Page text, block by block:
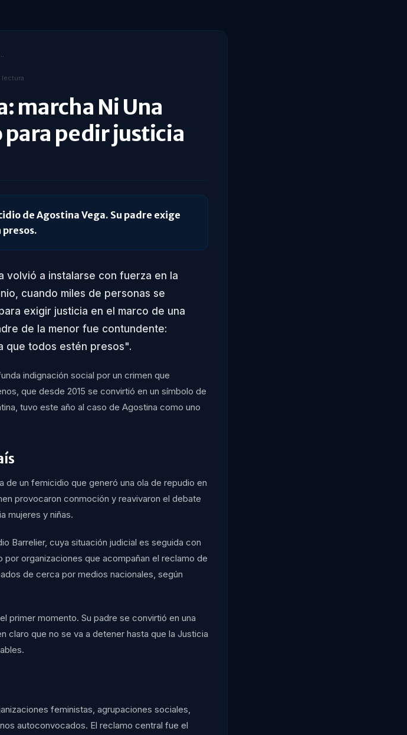
Caso Agostina Vega: marcha Ni Una Menos al Congreso para pedir justicia
lectura
marcha Ni Una
para pedir justicia
de Agostina Vega. Su padre exige
volvió a instalarse con fuerza en la
cuando miles de personas se
exigir justicia en el marco de una
de la menor fue contundente:
que todos estén presos".
indignación social por un crimen que
que desde 2015 se convirtió en un símbolo de
tuvo este año al caso de Agostina como uno
de un femicidio que generó una ola de repudio en
provocaron conmoción y reavivaron el debate
mujeres y niñas.
Barrelier, cuya situación judicial es seguida con
organizaciones que acompañan el reclamo de
de cerca por medios nacionales, según
primer momento. Su padre se convirtió en una
claro que no se va a detener hasta que la Justicia
feministas, agrupaciones sociales,
autoconvocados. El reclamo central fue el